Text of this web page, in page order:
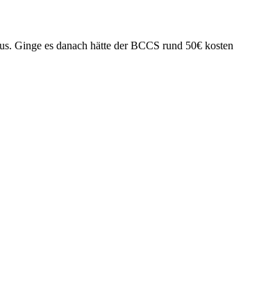
Ginge es danach hätte der BCCS rund 50€ kosten